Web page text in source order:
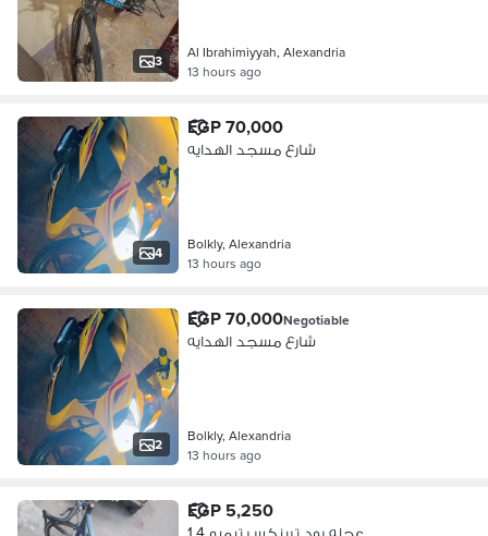
3
Al Ibrahimiyyah, Alexandria
13 hours ago
4
EGP 70,000
شارع مسجد الهدايه
Bolkly, Alexandria
13 hours ago
2
EGP 70,000Negotiable
شارع مسجد الهدايه
Bolkly, Alexandria
13 hours ago
EGP 5,250